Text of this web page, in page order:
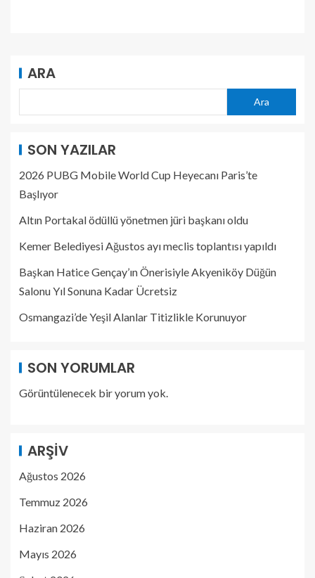
ARA
Ara
SON YAZILAR
2026 PUBG Mobile World Cup Heyecanı Paris’te
Başlıyor
Altın Portakal ödüllü yönetmen jüri başkanı oldu
Kemer Belediyesi Ağustos ayı meclis toplantısı yapıldı
Başkan Hatice Gençay’ın Önerisiyle Akyeniköy Düğün
Salonu Yıl Sonuna Kadar Ücretsiz
Osmangazi’de Yeşil Alanlar Titizlikle Korunuyor
SON YORUMLAR
Görüntülenecek bir yorum yok.
ARŞIV
Ağustos 2026
Temmuz 2026
Haziran 2026
Mayıs 2026